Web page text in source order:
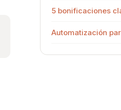
5 bonificaciones
Automatización